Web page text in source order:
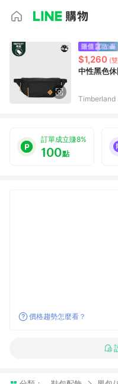
$1,260 (
中性黑色
Timberland
訂單成立賺8%
100點
價格趨勢怎麼看？